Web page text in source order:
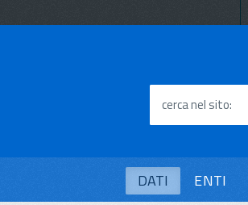
cerca nel sito
DATI ENTI